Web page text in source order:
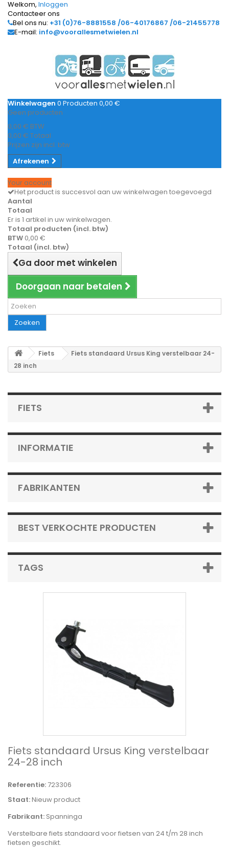
Welkom, Inloggen
Contacteer ons
Bel ons nu: +31 (0)76-8881558 /06-40176867 /06-21455778
E-mail: info@voorallesmetwielen.nl
Winkelwagen 0 Producten 0,00 €
Geen producten
0,00 € BTW
0,00 € Totaal
Prijzen zijn incl. btw
Afrekenen
Your account
Het product is succesvol aan uw winkelwagen toegevoegd
Aantal
Totaal
Er is 1 artikel in uw winkelwagen.
Totaal producten (incl. btw)
BTW 0,00 €
Totaal (incl. btw)
Ga door met winkelen
Doorgaan naar betalen
Zoeken
Fiets
Fiets standaard Ursus King verstelbaar 24-
28 inch
FIETS
INFORMATIE
FABRIKANTEN
BEST VERKOCHTE PRODUCTEN
TAGS
Fiets standaard Ursus King verstelbaar
24-28 inch
Referentie:723306
Staat:Nieuw product
Fabrikant: Spanninga
Verstelbare fiets standaard voor fietsen van 24 t/m 28 inch
fietsen geschikt.